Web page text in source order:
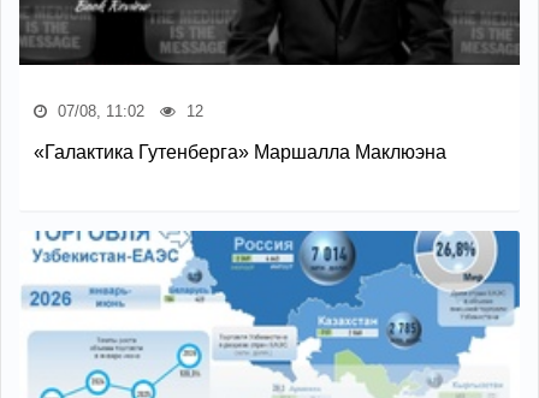
07/08, 11:02 12
«Галактика Гутенберга» Маршалла Маклюэна